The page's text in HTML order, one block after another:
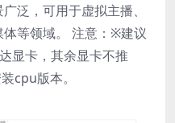
泛，可用于虚拟主播、
等领域。 注意：※建议
显卡，其余显卡不推
cpu版本。